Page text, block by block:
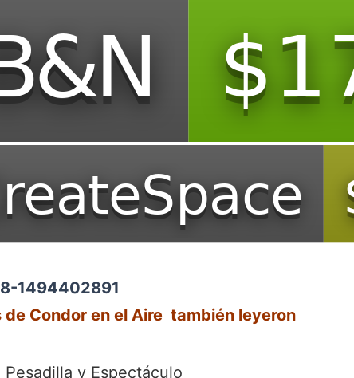
1494402891
de Condor en el Aire también leyeron